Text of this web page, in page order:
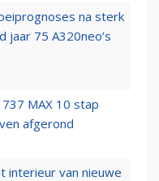
na sterk
jaar 75 A320neo’s
MAX 10 stap
afgerond
interieur van nieuwe